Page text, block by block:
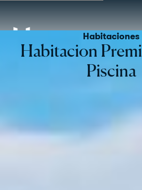
Habitaciones
Habitacion
Piscina